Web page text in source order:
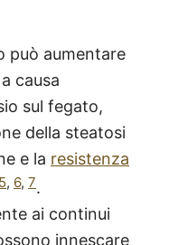
può aumentare
causa
sul fegato,
della steatosi
e la resistenza
5, 6, 7.
ai continui
innescare